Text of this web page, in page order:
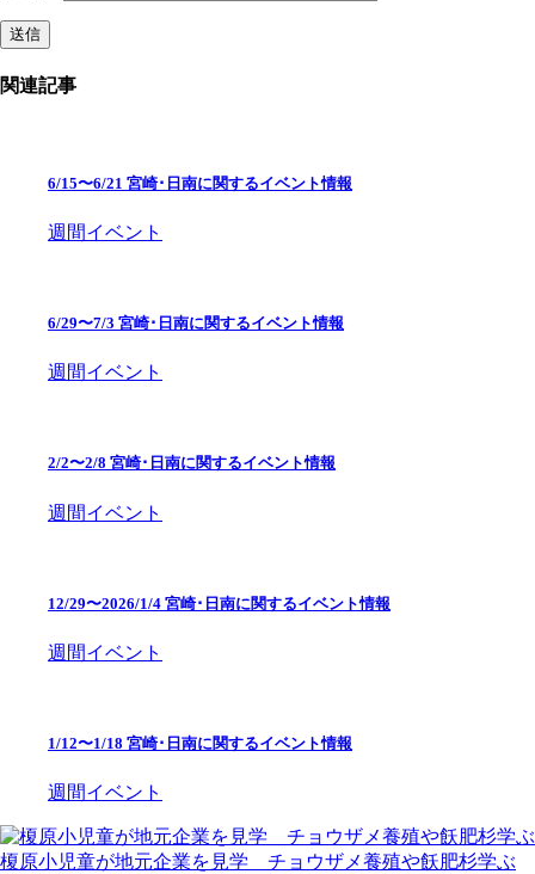
関連記事
6/15〜6/21 宮崎･日南に関するイベント情報
週間イベント
6/29〜7/3 宮崎･日南に関するイベント情報
週間イベント
2/2〜2/8 宮崎･日南に関するイベント情報
週間イベント
12/29〜2026/1/4 宮崎･日南に関するイベント情報
週間イベント
1/12〜1/18 宮崎･日南に関するイベント情報
週間イベント
榎原小児童が地元企業を見学 チョウザメ養殖や飫肥杉学ぶ